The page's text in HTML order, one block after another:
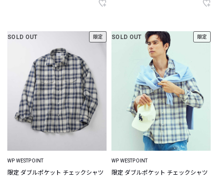
SOLD OUT 限定
WP WESTPOINT
限定 ダブルポケット チェックシャツ
SOLD OUT 限定
WP WESTPOINT
限定 ダブルポケット チェックシャツ